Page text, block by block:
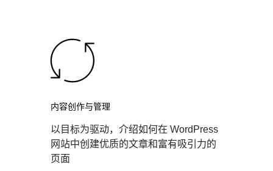
内容创作与管理
以目标为驱动，介绍如何在 WordPress
网站中创建优质的文章和富有吸引力的
页面